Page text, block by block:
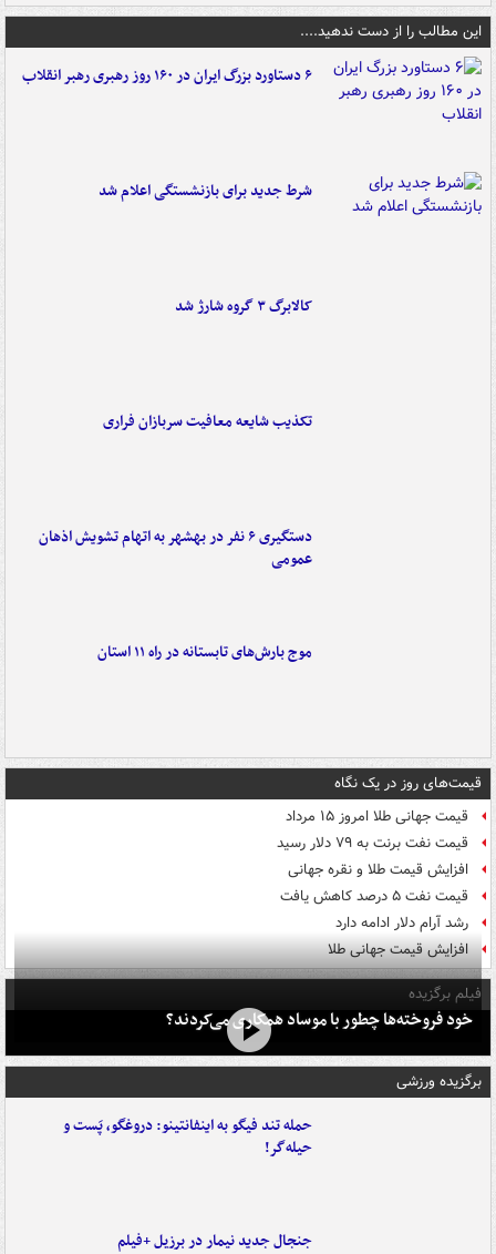
این مطالب را از دست ندهید....
۶ دستاورد بزرگ ایران در ۱۶۰ روز رهبری رهبر انقلاب
شرط جدید برای بازنشستگی اعلام شد
کالابرگ ۳ گروه شارژ شد
تکذیب شایعه معافیت سربازان فراری
دستگیری ۶ نفر در بهشهر به اتهام تشویش اذهان
عمومی
موج بارش‌های تابستانه در راه ۱۱ استان
قیمت‌های روز در یک نگاه
قیمت جهانی طلا امروز ۱۵ مرداد
قیمت نفت برنت به ۷۹ دلار رسید
افزایش قیمت طلا و نقره جهانی
قیمت نفت ۵ درصد کاهش یافت
رشد آرام دلار ادامه دارد
افزایش قیمت جهانی طلا
فیلم برگزیده
خود فروخته‌ها چطور با موساد همکاری می‌کردند؟
برگزیده ورزشی
حمله تند فیگو به اینفانتینو: دروغگو، پَست‌ و
حیله‌گر!
جنجال جدید نیمار در برزیل +فیلم